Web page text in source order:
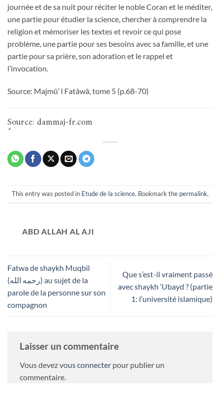
journée et de sa nuit pour réciter le noble Coran et le méditer,
une partie pour étudier la science, chercher à comprendre la
religion et mémoriser les textes et revoir ce qui pose
problème, une partie pour ses besoins avec sa famille, et une
partie pour sa prière, son adoration et le rappel et
l’invocation.
Source: Majmû’ l Fatâwâ, tome 5 (p.68-70)
ٍSource: dammaj-fr.com
This entry was posted in Etude de la science. Bookmark the permalink.
ABD ALLAH AL AJI
Fatwa de shaykh Muqbil
(رحمه الله) au sujet de la
parole de la personne sur son
compagnon
Que s’est-il vraiment passé
avec shaykh ‘Ubayd ? (partie
1: l’université islamique)
Laisser un commentaire
Vous devezvous connecter pour publier un
commentaire.